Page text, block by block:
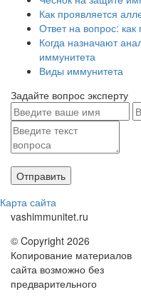
Как проявляется
Ответ на вопрос:
Когда назначают
иммунитета
Виды иммунитета
Задайте вопрос эксперту
Карта сайта
vashimmunitet.ru
© Copyright 2026
Копирование материалов
сайта возможно без
предварительного